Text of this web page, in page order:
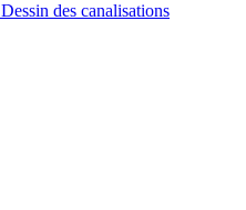
Dessin des canalisations